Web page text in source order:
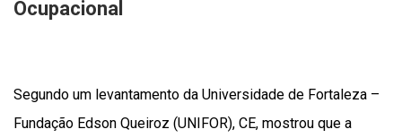
Ocupacional
Segundo um levantamento da Universidade de Fortaleza –
Fundação Edson Queiroz (UNIFOR), CE, mostrou que a